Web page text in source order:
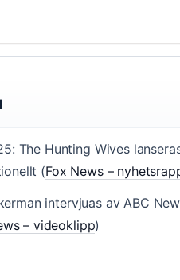
The Hunting Wives
(Fox News –
intervjuas av ABC
– videoklipp)